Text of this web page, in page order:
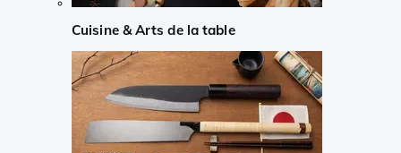
Cuisine & Arts de la table